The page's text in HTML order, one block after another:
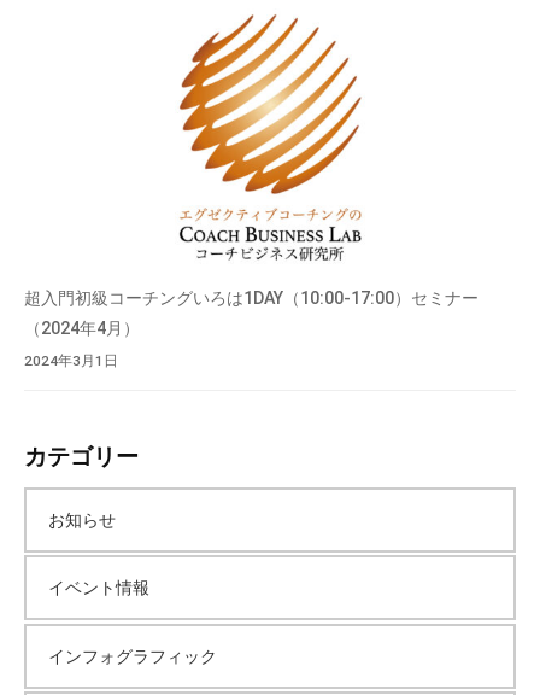
超入門初級コーチングいろは1DAY（10:00-17:00）セミナー
（2024年4月）
2024年3月1日
カテゴリー
お知らせ
イベント情報
インフォグラフィック